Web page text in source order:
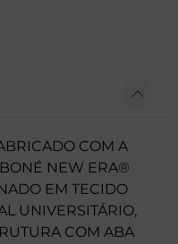
COM A
BONÉ NEW ERA®
EM TECIDO
UNIVERSITÁRIO,
COM ABA